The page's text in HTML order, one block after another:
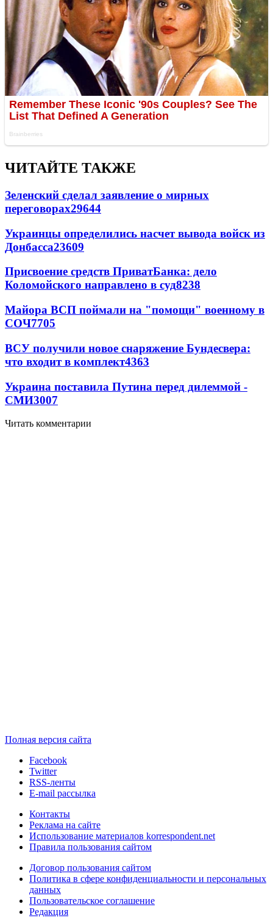
ЧИТАЙТЕ ТАКЖЕ
Зеленский сделал заявление о мирных
переговорах29644
Украинцы определились насчет вывода войск из
Донбасса23609
Присвоение средств ПриватБанка: дело
Коломойского направлено в суд8238
Майора ВСП поймали на "помощи" военному в
СОЧ7705
ВСУ получили новое снаряжение Бундесвера:
что входит в комплект4363
Украина поставила Путина перед дилеммой -
СМИ3007
Читать комментарии
Полная версия сайта
Facebook
Twitter
RSS-ленты
E-mail рассылка
Контакты
Реклама на сайте
Использование материалов korrespondent.net
Правила пользования сайтом
Договор пользования сайтом
Политика в сфере конфиденциальности и персональных
данных
Пользовательское соглашение
Редакция